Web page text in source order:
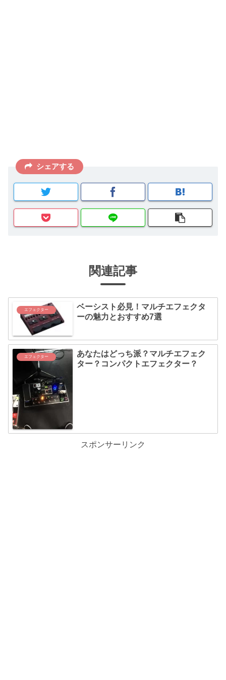
シェアする
関連記事
エフェクター
ベーシスト必見！マルチエフェクタ
ーの魅力とおすすめ7選
エフェクター
あなたはどっち派？マルチエフェク
ター？コンパクトエフェクター？
スポンサーリンク